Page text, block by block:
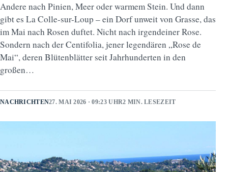
Andere nach Pinien, Meer oder warmem Stein. Und dann
gibt es La Colle-sur-Loup – ein Dorf unweit von Grasse, das
im Mai nach Rosen duftet. Nicht nach irgendeiner Rose.
Sondern nach der Centifolia, jener legendären „Rose de
Mai“, deren Blütenblätter seit Jahrhunderten in den
großen…
NACHRICHTEN27. MAI 2026 · 09:23 UHR2 MIN. LESEZEIT